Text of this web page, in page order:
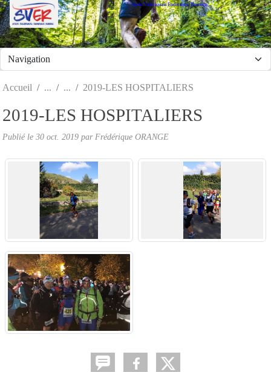
Stade Valeriquais Endurance Running
Accueil 2019-LES HOSPITALIERS
2019-LES HOSPITALIERS
Publié le 30 oct. 2019 par Frédérique ORANGE
Panneau de gestion des cookies